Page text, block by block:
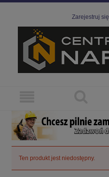
Zarejestruj się
Ten produkt jest niedostępny.